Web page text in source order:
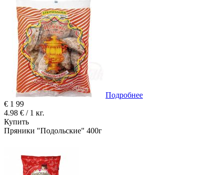
Подробнее
€ 1 99
4.98 € / 1 кг.
Купить
Пряники "Подольские" 400г